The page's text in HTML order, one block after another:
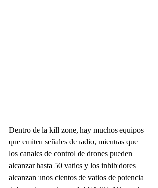
Dentro de la kill zone, hay muchos equipos
que emiten señales de radio, mientras que
los canales de control de drones pueden
alcanzar hasta 50 vatios y los inhibidores
alcanzan unos cientos de vatios de potencia